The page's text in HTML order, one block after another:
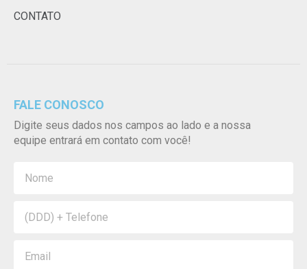
CONTATO
FALE CONOSCO
Digite seus dados nos campos ao lado e a nossa
equipe entrará em contato com você!